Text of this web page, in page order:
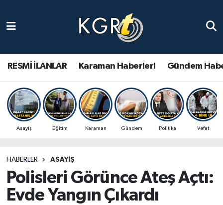
RESMİ İLANLAR Karaman Haberleri Gündem
Asayiş Eğitim Karaman Gündem Politika Vefat
HABERLER ASAYIŞ
Polisleri Görünce Ateş Açtı:
Evde Yangın Çıkardı
Gündem Haberleri
Güncel Haberler
Spor Haberleri
Ulusal Haberler
Vefat Edenler